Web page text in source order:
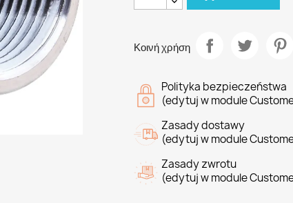
Κοινή χρήση
Polityka bezpieczeństwa
(edytuj w module
Zasady dostawy
(edytuj w module
Zasady zwrotu
(edytuj w module